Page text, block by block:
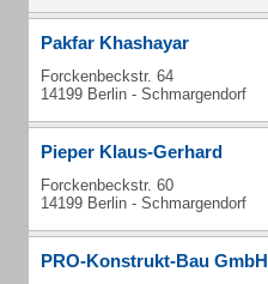
Pakfar Khashayar
Forckenbeckstr. 64
14199 Berlin - Schmargendorf
Pieper Klaus-Gerhard
Forckenbeckstr. 60
14199 Berlin - Schmargendorf
PRO-Konstrukt-Bau GmbH